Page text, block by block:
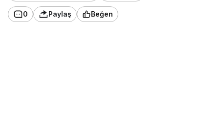
0 Paylaş Beğen